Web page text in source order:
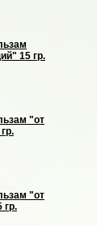
15 гр.
"от
"от
гр.